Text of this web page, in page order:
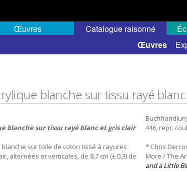
Œuvres
Catalogue raisonné
Œuvres
blanche sur tissu rayé
blanche sur tissu rayé blanc et gris clair
sur toile de coton tissé à rayures
alternées et verticales, de 8,7 cm (± 0,3) de
446, repr.
* Chris
More / The
and a Little